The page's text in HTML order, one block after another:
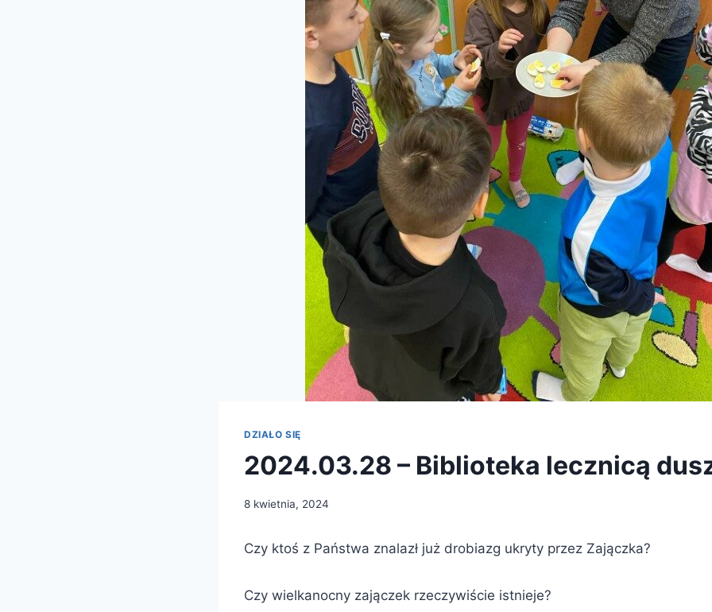
DZIAŁO SIĘ
2024.03.28 – Biblioteka lecznicą
8 kwietnia, 2024
Czy ktoś z Państwa znalazł już drobiazg ukryty przez Zajączka?
Czy wielkanocny zajączek rzeczywiście istnieje?